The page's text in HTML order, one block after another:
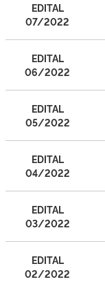
EDITAL
07/2022
EDITAL
06/2022
EDITAL
05/2022
EDITAL
04/2022
EDITAL
03/2022
EDITAL
02/2022